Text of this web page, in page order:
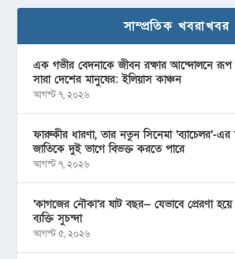
সাম্প্রতিক খবরাখবর
এক গভীর বেদনাকে জীবন রক্ষার আন্দোলনে রূপ
সারা দেশের মানুষের: ইলিয়াস কাঞ্চন
আগস্ট ৭, ২০২৬
ফারুকীর ধারণা, তার নতুন সিনেমা ‘ব্যাচেলর’-
জাতিকে দুই ভাগে বিভক্ত করতে পারে
আগস্ট ৭, ২০২৬
‘কাগজের নৌকা’র ষাট বছর— যেভাবে প্রেরণা
ব্যক্তি সুচন্দা
আগস্ট ৫, ২০২৬